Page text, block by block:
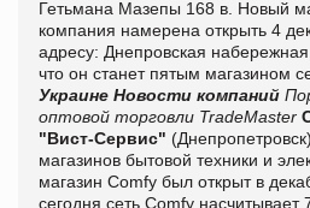
Гетьмана Мазепы 168 в. Новый
компания намерена открыть 4
адресу: Днепровская
что он станет пятым магазином
Украине Новости компаний
оптовой торговли TradeMaster
"Вист-Сервис"
магазинов бытовой техники и
магазин Comfy был открыт в
сегодня сеть Comfy насчитывает